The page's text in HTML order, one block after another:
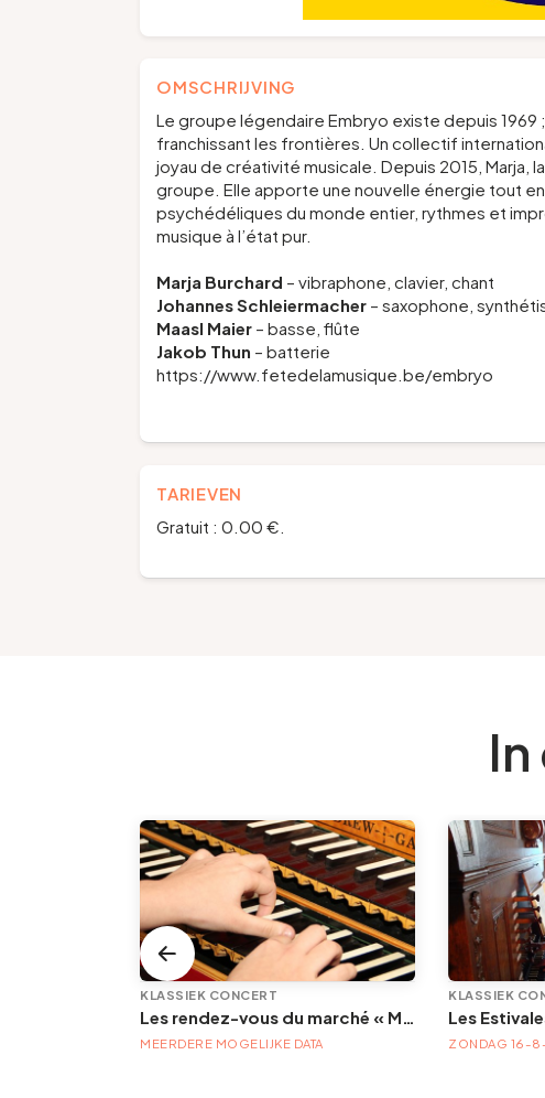
OMSCHRIJVING
Le groupe légendaire Embryo existe depuis
franchissant les frontières. Un collectif
joyau de créativité musicale. Depuis 2015, Marja,
groupe. Elle apporte une nouvelle énergie tout
psychédéliques du monde entier, rythmes et
musique à l’état pur.
Marja Burchard – vibraphone, clavier, chant
Johannes Schleiermacher – saxophone,
Maasl Maier – basse, flûte
Jakob Thun – batterie
https://www.fetedelamusique.be/embryo
TARIEVEN
Gratuit : 0.00 €.
KLASSIEK CONCERT
Les rendez-vous du marché « Musique à la Batte »
MEERDERE MOGELIJKE DATA
KLASSIEK
ZONDAG 16-